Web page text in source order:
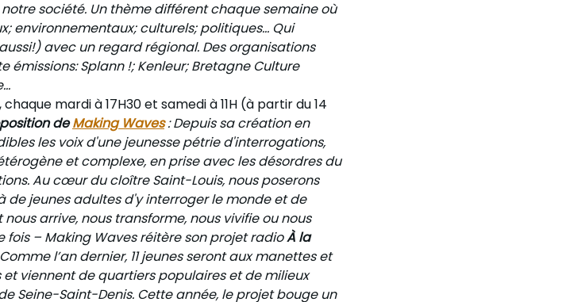
société. Un thème différent chaque semaine où
environnementaux; culturels; politiques... Qui
avec un regard régional. Des organisations
Splann !; Kenleur; Bretagne Culture
mardi à 17H30 et samedi à 11H (à partir du 14
deMaking Waves: Depuis sa création en
les voix d'une jeunesse pétrie d'interrogations,
et complexe, en prise avec les désordres du
Au cœur du cloître Saint-Louis, nous poserons
jeunes adultes d'y interroger le monde et de
arrive, nous transforme, nous vivifie ou nous
– Making Waves réitère son projet radioÀ la
l’an dernier, 11 jeunes seront aux manettes et
et viennent de quartiers populaires et de milieux
Seine-Saint-Denis. Cette année, le projet bouge un